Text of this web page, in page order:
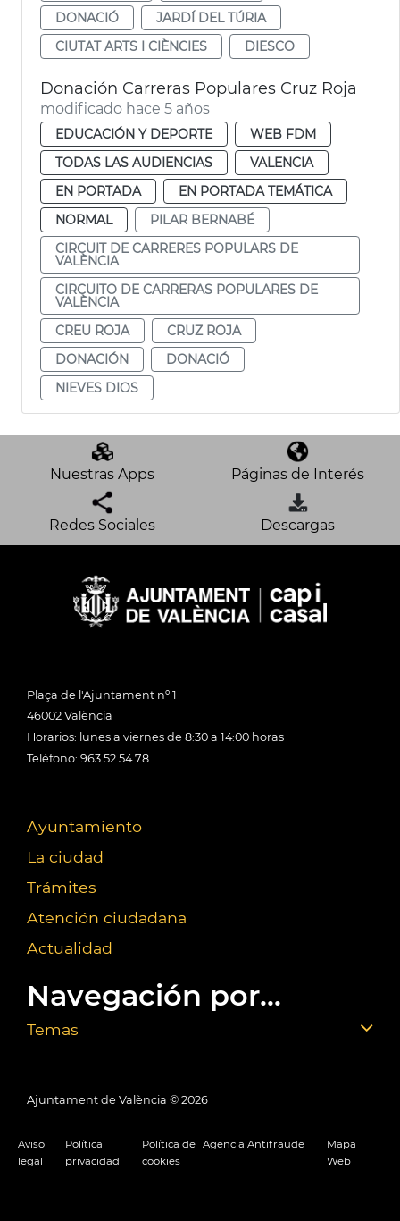
DONACIÓ
JARDÍ DEL TÚRIA
CIUTAT ARTS I CIÈNCIES
DIESCO
Donación Carreras Populares Cruz Roja
modificado hace 5 años
EDUCACIÓN Y DEPORTE
WEB FDM
TODAS LAS AUDIENCIAS
VALENCIA
EN PORTADA
EN PORTADA TEMÁTICA
NORMAL
PILAR BERNABÉ
CIRCUIT DE CARRERES POPULARS DE
VALÈNCIA
CIRCUITO DE CARRERAS POPULARES DE
VALÈNCIA
CREU ROJA
CRUZ ROJA
DONACIÓN
DONACIÓ
NIEVES DIOS
Nuestras Apps Páginas de Interés
Redes Sociales Descargas
Plaça de l'Ajuntament nº 1
46002 València
Horarios: lunes a viernes de 8:30 a 14:00 horas
Teléfono: 963 52 54 78
Ayuntamiento
La ciudad
Trámites
Atención ciudadana
Actualidad
Navegación por...
Temas
Ajuntament de València © 2026
Aviso
legal
Política
privacidad
Política de
cookies
Agencia Antifraude
Mapa
Web